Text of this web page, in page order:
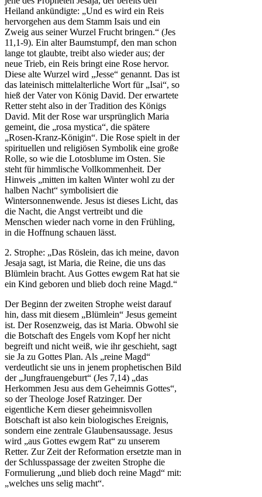
Heiland ankündigte: „Und es wird ein Reis
hervorgehen aus dem Stamm Isais und ein
Zweig aus seiner Wurzel Frucht bringen.“ (Jes
11,1-9). Ein alter Baumstumpf, den man schon
lange tot glaubte, treibt also wieder aus; der
neue Trieb, ein Reis bringt eine Rose hervor.
Diese alte Wurzel wird „Jesse“ genannt. Das ist
das lateinisch mittelalterliche Wort für „Isai“, so
hieß der Vater von König David. Der erwartete
Retter steht also in der Tradition des Königs
David. Mit der Rose war ursprünglich Maria
gemeint, die „rosa mystica“, die spätere
„Rosen-Kranz-Königin“. Die Rose spielt in der
spirituellen und religiösen Symbolik eine große
Rolle, so wie die Lotosblume im Osten. Sie
steht für himmlische Vollkommenheit. Der
Hinweis „mitten im kalten Winter wohl zu der
halben Nacht“ symbolisiert die
Wintersonnenwende. Jesus ist dieses Licht, das
die Nacht, die Angst vertreibt und die
Menschen wieder nach vorne in den Frühling,
in die Hoffnung schauen lässt.
2. Strophe: „Das Röslein, das ich meine, davon
Jesaja sagt, ist Maria, die Reine, die uns das
Blümlein bracht. Aus Gottes ewgem Rat hat sie
ein Kind geboren und blieb doch reine Magd.“
Der Beginn der zweiten Strophe weist darauf
hin, dass mit diesem „Blümlein“ Jesus gemeint
ist. Der Rosenzweig, das ist Maria. Obwohl sie
die Botschaft des Engels vom Kopf her nicht
begreift und nicht weiß, wie ihr geschieht, sagt
sie Ja zu Gottes Plan. Als „reine Magd“
verdeutlicht sie uns in jenem prophetischen Bild
der „Jungfrauengeburt“ (Jes 7,14) „das
Herkommen Jesu aus dem Geheimnis Gottes“,
so der Theologe Josef Ratzinger. Der
eigentliche Kern dieser geheimnisvollen
Botschaft ist also kein biologisches Ereignis,
sondern eine zentrale Glaubensaussage. Jesus
wird „aus Gottes ewgem Rat“ zu unserem
Retter. Zur Zeit der Reformation ersetzte man in
der Schlusspassage der zweiten Strophe die
Formulierung „und blieb doch reine Magd“ mit:
„welches uns selig macht“.